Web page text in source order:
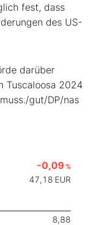
fest, dass
des US-
darüber
Tuscaloosa 2024
gut/DP/nas
-0,09 %
47,18 EUR
8,88